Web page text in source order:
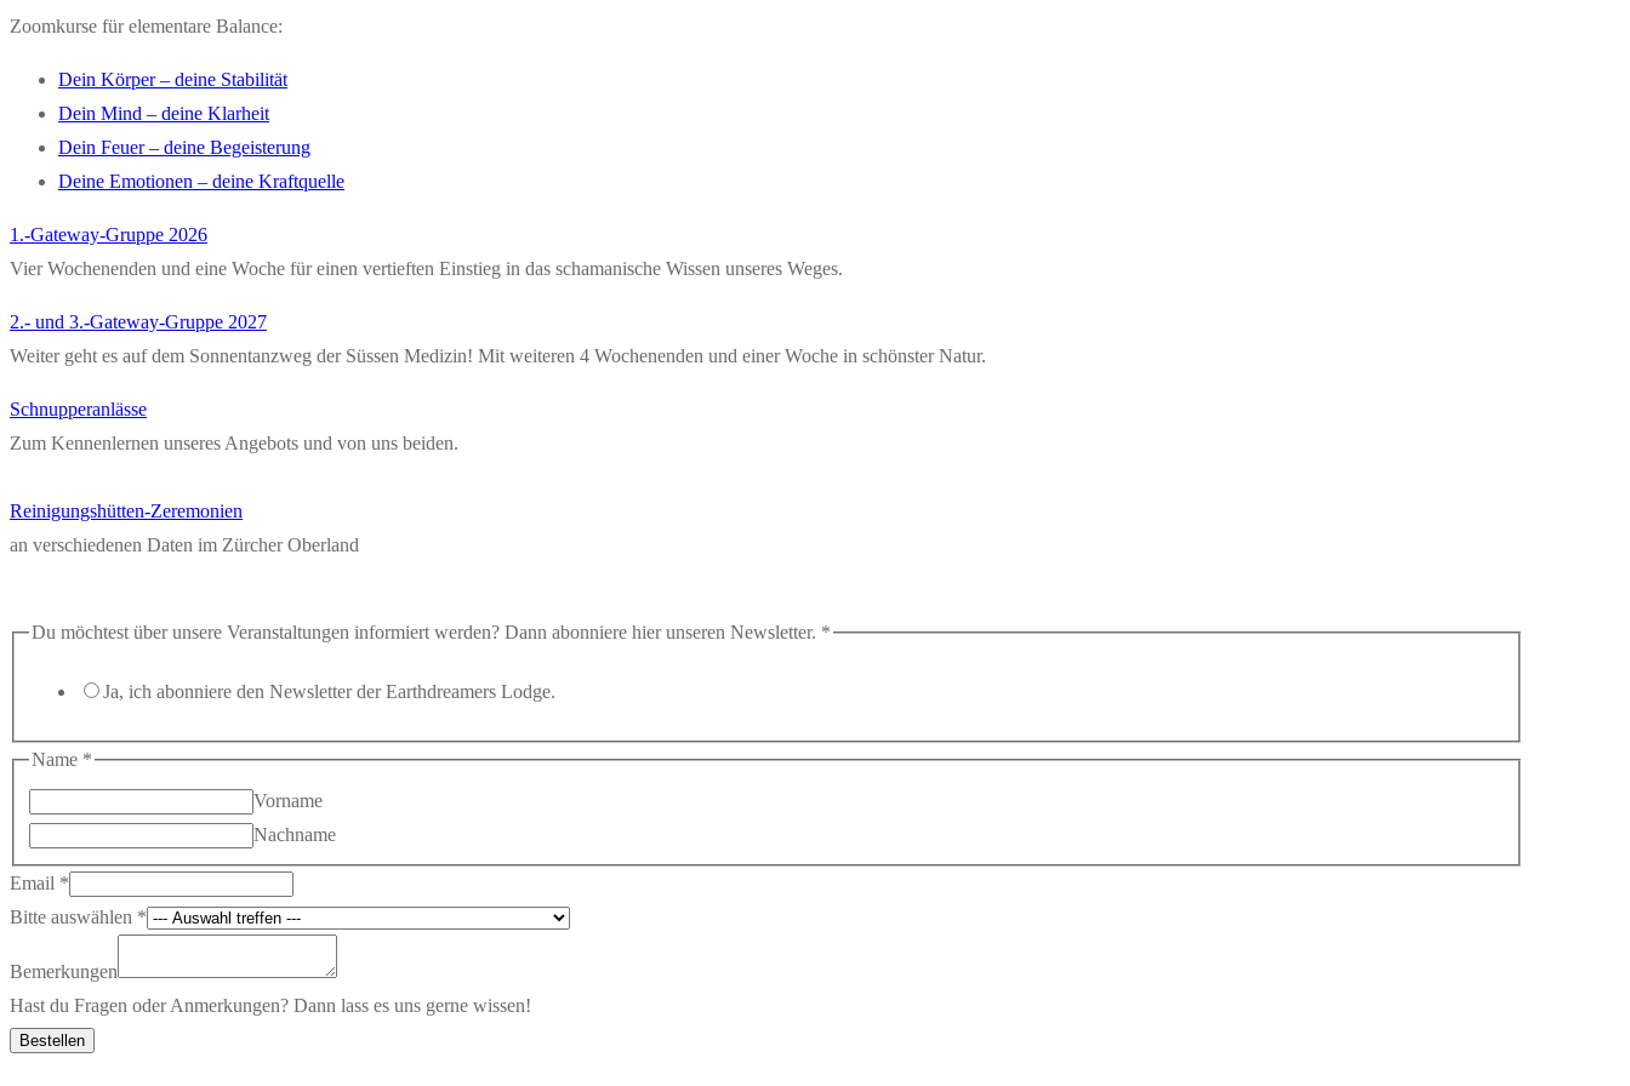
Zoomkurse für elementare Balance:
Dein Körper – deine Stabilität
Dein Mind – deine Klarheit
Dein Feuer – deine Begeisterung
Deine Emotionen – deine Kraftquelle
1.-Gateway-Gruppe 2026
Vier Wochenenden und eine Woche für einen vertieften Einstieg in das schamanische Wissen unseres Weges.
2.- und 3.-Gateway-Gruppe 2027
Weiter geht es auf dem Sonnentanzweg der Süssen Medizin! Mit weiteren 4 Wochenenden und einer Woche in schönster Natur.
Schnupperanlässe
Zum Kennenlernen unseres Angebots und von uns beiden.
Reinigungshütten-Zeremonien
an verschiedenen Daten im Zürcher Oberland
Du möchtest über unsere Veranstaltungen informiert werden? Dann abonniere hier unseren Newsletter. *
Ja, ich abonniere den Newsletter der Earthdreamers Lodge.
Name *
Vorname
Nachname
unseren
unsere
Email *
Bitte auswählen *
Bemerkungen
Hast du Fragen oder Anmerkungen? Dann lass es uns gerne wissen!
Bestellen